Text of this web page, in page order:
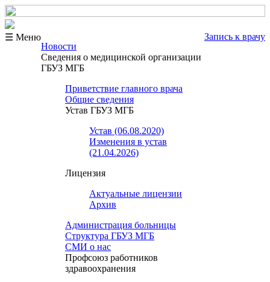
☰ Меню
Запись к врачу
Новости
Сведения о медицинской организации
ГБУЗ МГБ
Приветствие главного врача
Общие сведения
Устав ГБУЗ МГБ
Устав (06.08.2020)
Изменения в устав
(21.04.2026)
Лицензия
Актуальные лицензии
Архив
Администрация больницы
Структура ГБУЗ МГБ
СМИ о нас
Профсоюз работников
здравоохранения